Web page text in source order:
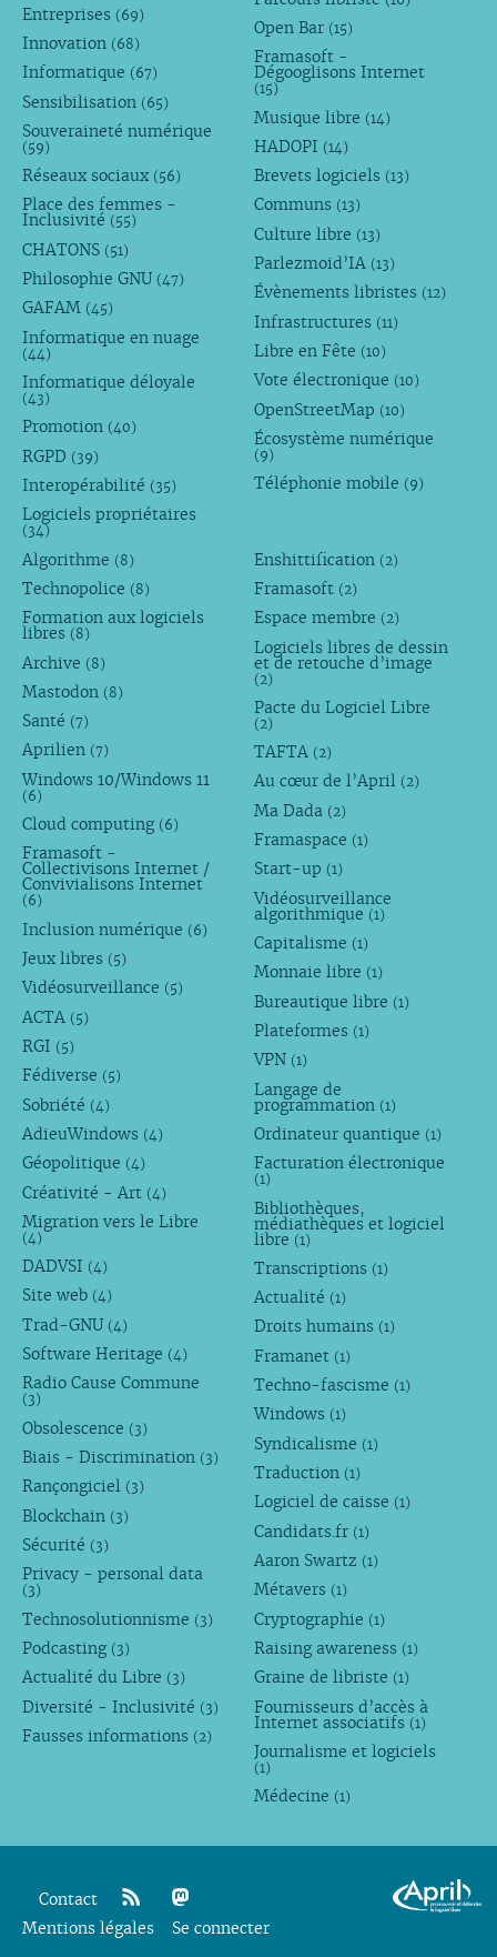
Entreprises (69)
Innovation (68)
Informatique (67)
Sensibilisation (65)
Souveraineté numérique
(59)
Réseaux sociaux (56)
Place des femmes -
Inclusivité (55)
CHATONS (51)
Philosophie GNU (47)
GAFAM (45)
Informatique en nuage
(44)
Informatique déloyale
(43)
Promotion (40)
RGPD (39)
Interopérabilité (35)
Logiciels propriétaires
(34)
Open Bar (15)
Framasoft -
Dégooglisons Internet
(15)
Musique libre (14)
HADOPI (14)
Brevets logiciels (13)
Communs (13)
Culture libre (13)
Parlezmoid’IA (13)
Évènements libristes (12)
Infrastructures (11)
Libre en Fête (10)
Vote électronique (10)
OpenStreetMap (10)
Écosystème numérique
(9)
Téléphonie mobile (9)
Algorithme (8)
Technopolice (8)
Formation aux logiciels
libres (8)
Archive (8)
Mastodon (8)
Santé (7)
Aprilien (7)
Windows 10/Windows 11
(6)
Cloud computing (6)
Framasoft -
Collectivisons Internet /
Convivialisons Internet
(6)
Inclusion numérique (6)
Jeux libres (5)
Vidéosurveillance (5)
ACTA (5)
RGI (5)
Fédiverse (5)
Sobriété (4)
AdieuWindows (4)
Géopolitique (4)
Créativité - Art (4)
Migration vers le Libre
(4)
DADVSI (4)
Site web (4)
Trad-GNU (4)
Software Heritage (4)
Radio Cause Commune
(3)
Obsolescence (3)
Biais - Discrimination (3)
Rançongiciel (3)
Blockchain (3)
Sécurité (3)
Privacy - personal data
(3)
Technosolutionnisme (3)
Podcasting (3)
Actualité du Libre (3)
Diversité - Inclusivité (3)
Fausses informations (2)
Enshittification (2)
Framasoft (2)
Espace membre (2)
Logiciels libres de dessin
et de retouche d’image
(2)
Pacte du Logiciel Libre
(2)
TAFTA (2)
Au cœur de l’April (2)
Ma Dada (2)
Framaspace (1)
Start-up (1)
Vidéosurveillance
algorithmique (1)
Capitalisme (1)
Monnaie libre (1)
Bureautique libre (1)
Plateformes (1)
VPN (1)
Langage de
programmation (1)
Ordinateur quantique (1)
Facturation électronique
(1)
Bibliothèques,
médiathèques et logiciel
libre (1)
Transcriptions (1)
Actualité (1)
Droits humains (1)
Framanet (1)
Techno-fascisme (1)
Windows (1)
Syndicalisme (1)
Traduction (1)
Logiciel de caisse (1)
Candidats.fr (1)
Aaron Swartz (1)
Métavers (1)
Cryptographie (1)
Raising awareness (1)
Graine de libriste (1)
Fournisseurs d’accès à
Internet associatifs (1)
Journalisme et logiciels
(1)
Médecine (1)
Contact
rss mastodon
Mentions légales Se connecter